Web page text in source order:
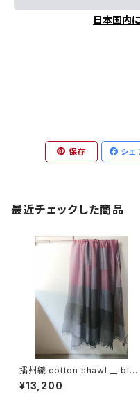
日本国内
保存 シェ
最近チェックした商品
播州織 cotton shawl __ bloc
k 220-120 薄暮GK
¥13,200